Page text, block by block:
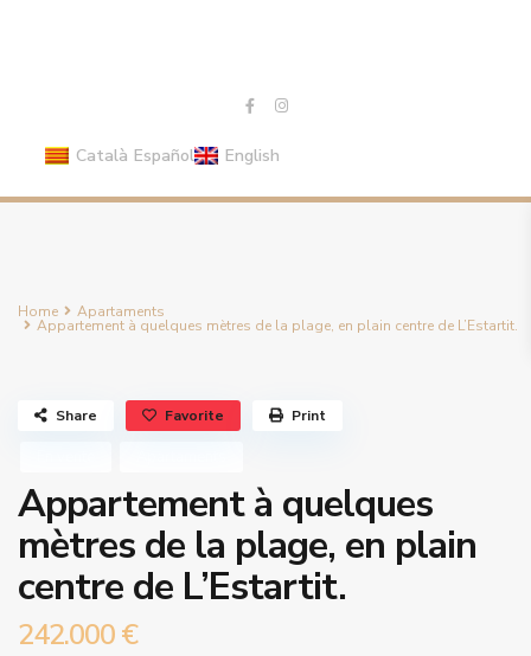
Català Español English
Home Apartaments
Appartement à quelques mètres de la plage, en plain centre de L’Estartit.
Appartement à quelques
mètres de la plage, en plain
centre de L’Estartit.
242.000 €
Share Favorite Print